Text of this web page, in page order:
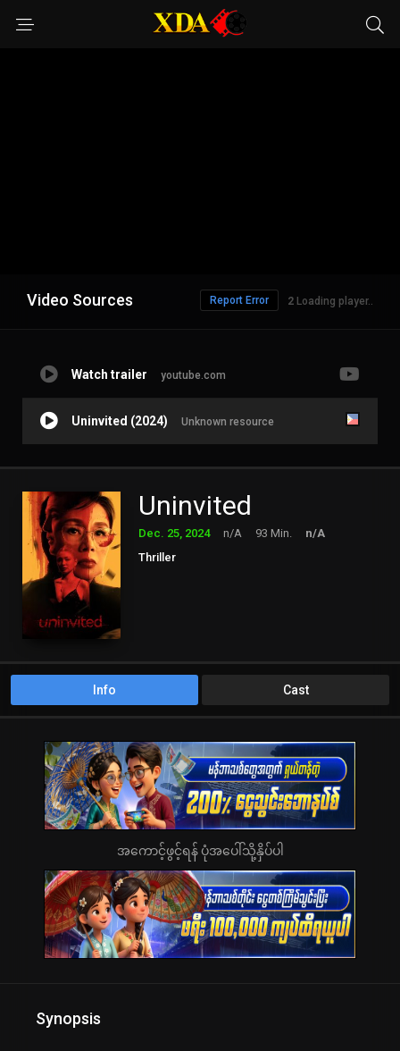
Video Sources 1 Loading player..
Report Error
Watch trailer youtube.com
Uninvited (2024) Unknown resource
Uninvited
Dec. 25, 2024 n/A 93 Min.
n/A
Thriller
Info Cast
အကောင့်ဖွင့်ရန် ပုံအပေါ်သို့နှိပ်ပါ
Synopsis